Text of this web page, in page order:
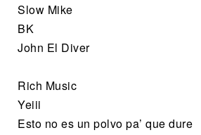
Slow Mike
BK
John El Diver
Rich Music
Yeiii
Esto no es un polvo pa’ que dure